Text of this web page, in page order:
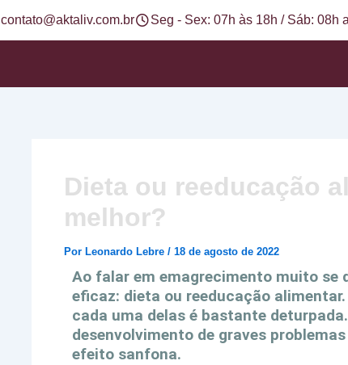
contato@aktaliv.com.br Seg - Sex: 07h às 18h / Sáb: 08h
Dieta ou reeducação
melhor?
Por Leonardo Lebre / 18 de agosto de 2022
Ao falar em emagrecimento muito se
eficaz: dieta ou reeducação
cada uma delas é bastante
desenvolvimento de graves
efeito sanfona.